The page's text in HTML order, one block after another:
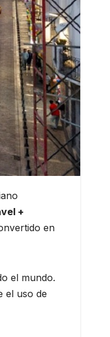
+
en
el mundo.
el uso de